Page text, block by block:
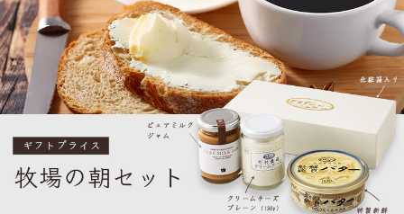
チーズ 牛乳
のむヨーグルト ケーキ・クッキー
アイスクリーム その他の商品
町村農場について